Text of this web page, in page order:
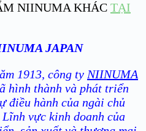
NIINUMA KHÁC TẠI
JAPAN
1913, công ty NIINUMA
hình thành và phát triển
điều hành của ngài chủ
Lĩnh vực kinh doanh của